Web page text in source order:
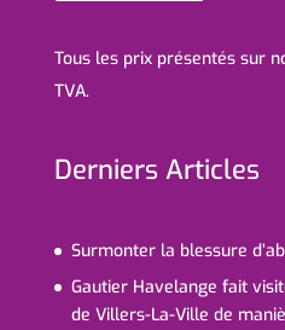
Tous les prix présentés sur
TVA.
Derniers Articles
Surmonter la blessure
Gautier Havelange fait
de Villers-La-Ville de